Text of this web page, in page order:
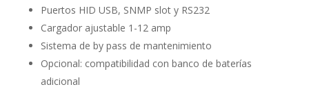
Puertos HID USB, SNMP slot y RS232
Cargador ajustable 1-12 amp
Sistema de by pass de mantenimiento
Opcional: compatibilidad con banco de baterías
adicional